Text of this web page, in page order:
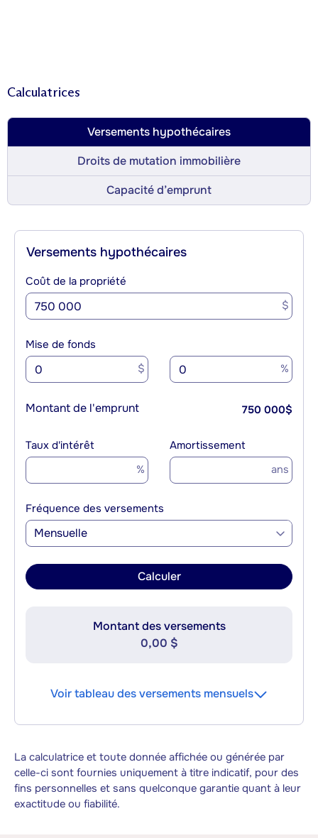
Calculatrices
Versements hypothécaires
Droits de mutation immobilière
Capacité d’emprunt
Versements hypothécaires
Coût de la propriété
$
Mise de fonds
$ %
Montant de l'emprunt 750 000$
Taux d'intérêt
%
Amortissement
ans
Fréquence des versements
Mensuelle
Calculer
Montant des versements
0,00 $
Voir tableau des versements mensuels
La calculatrice et toute donnée affichée ou générée par
celle-ci sont fournies uniquement à titre indicatif, pour des
fins personnelles et sans quelconque garantie quant à leur
exactitude ou fiabilité.